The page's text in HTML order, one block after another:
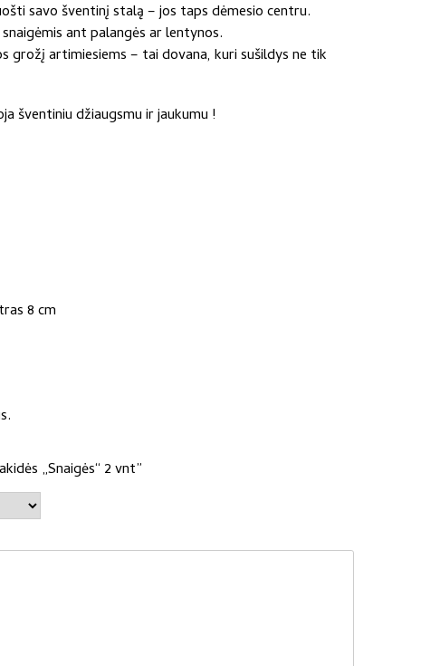
savo šventinį stalą – jos taps dėmesio centru.
ant palangės ar lentynos.
grožį artimiesiems – tai dovana, kuri sušildys ne tik
šventiniu džiaugsmu ir jaukumu !
8 cm
„Snaigės“ 2 vnt”